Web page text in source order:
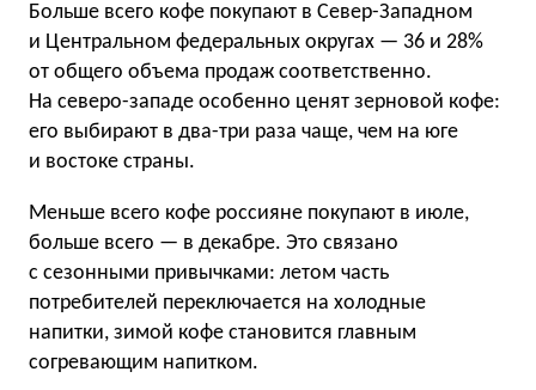
Больше всего кофе покупают в Север-Западном
и Центральном федеральных округах — 36 и 28%
от общего объема продаж соответственно.
На северо-западе особенно ценят зерновой кофе:
его выбирают в два-три раза чаще, чем на юге
и востоке страны.
Меньше всего кофе россияне покупают в июле,
больше всего — в декабре. Это связано
с сезонными привычками: летом часть
потребителей переключается на холодные
напитки, зимой кофе становится главным
согревающим напитком.